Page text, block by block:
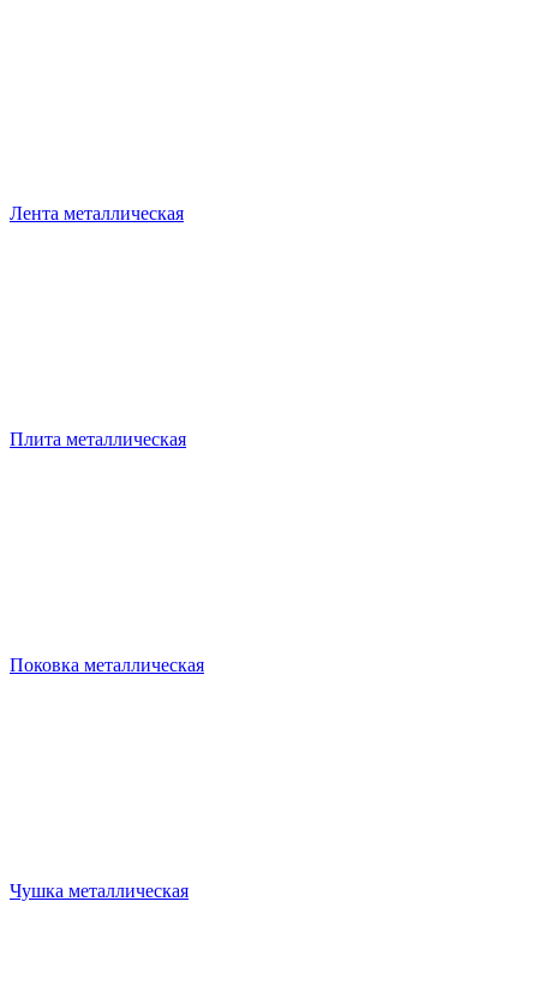
Лента металлическая
Плита металлическая
Поковка металлическая
Чушка металлическая